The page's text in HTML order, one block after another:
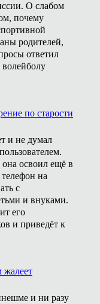
О слабом
почему
родителей,
ответил
по старости
и не думал
освоил ещё в
на
с
и внуками.
его
и приведёт к
и ни разу